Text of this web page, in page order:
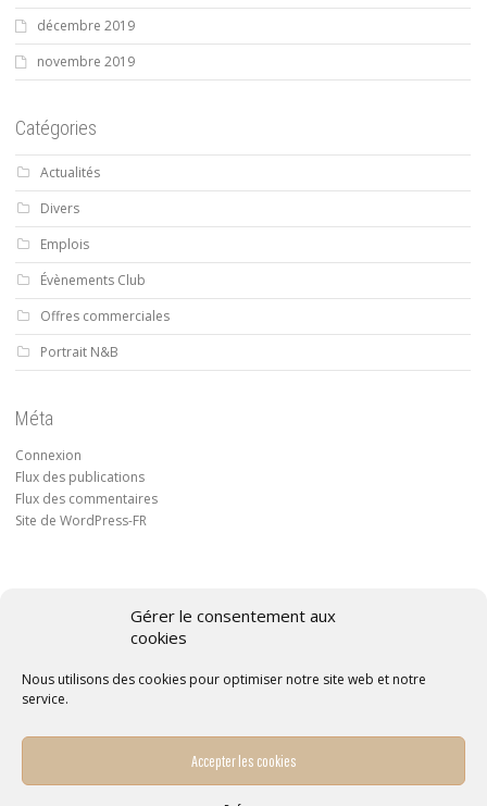
Gérer le consentement aux
cookies
Nous utilisons des cookies pour optimiser notre site web et notre
service.
Accepter les cookies
décembre 2019
novembre 2019
Catégories
Actualités
Divers
Emplois
Évènements Club
Offres commerciales
Portrait N&B
Méta
Connexion
Flux des publications
Flux des commentaires
Site de WordPress-FR
Politique de confidentialité
Politique de cookies